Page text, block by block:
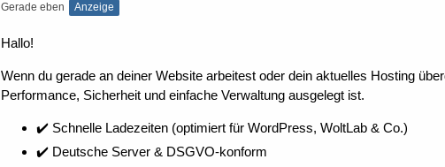
Gerade eben Anzeige
Hallo!
Wenn du gerade an deiner Website arbeitest oder dein aktuelles Hosting
Performance, Sicherheit und einfache Verwaltung ausgelegt ist.
✔️ Schnelle Ladezeiten (optimiert für WordPress, WoltLab & Co.)
✔️ Deutsche Server & DSGVO-konform